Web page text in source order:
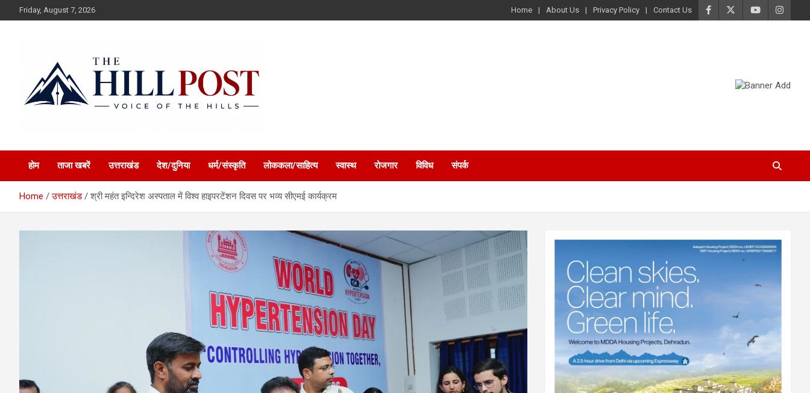
to
Friday, August 7, 2026 Home About Us Privacy Policy Contact Us
The Hillpost
होम ताजा खबरें उत्तराखंड देश/दुनिया धर्म/संस्कृति लोककला/साहित्य स्वास्थ रोजगार विविध संपर्क
Home उत्तराखंड श्री महंत इन्दिरेश अस्पताल में विश्व हाइपरटेंशन दिवस पर भव्य सीएमई कार्यक्रम